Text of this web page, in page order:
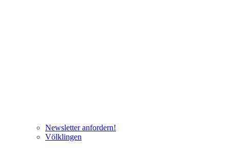
Newsletter anfordern!
Völklingen